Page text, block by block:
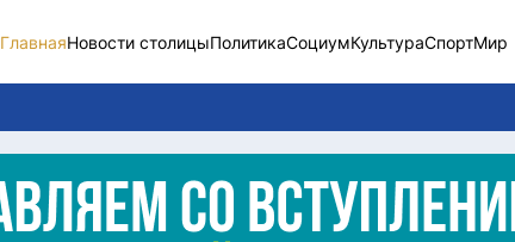
ГлавнаяНовости столицыПолитикаСоциумКультураСпортМир